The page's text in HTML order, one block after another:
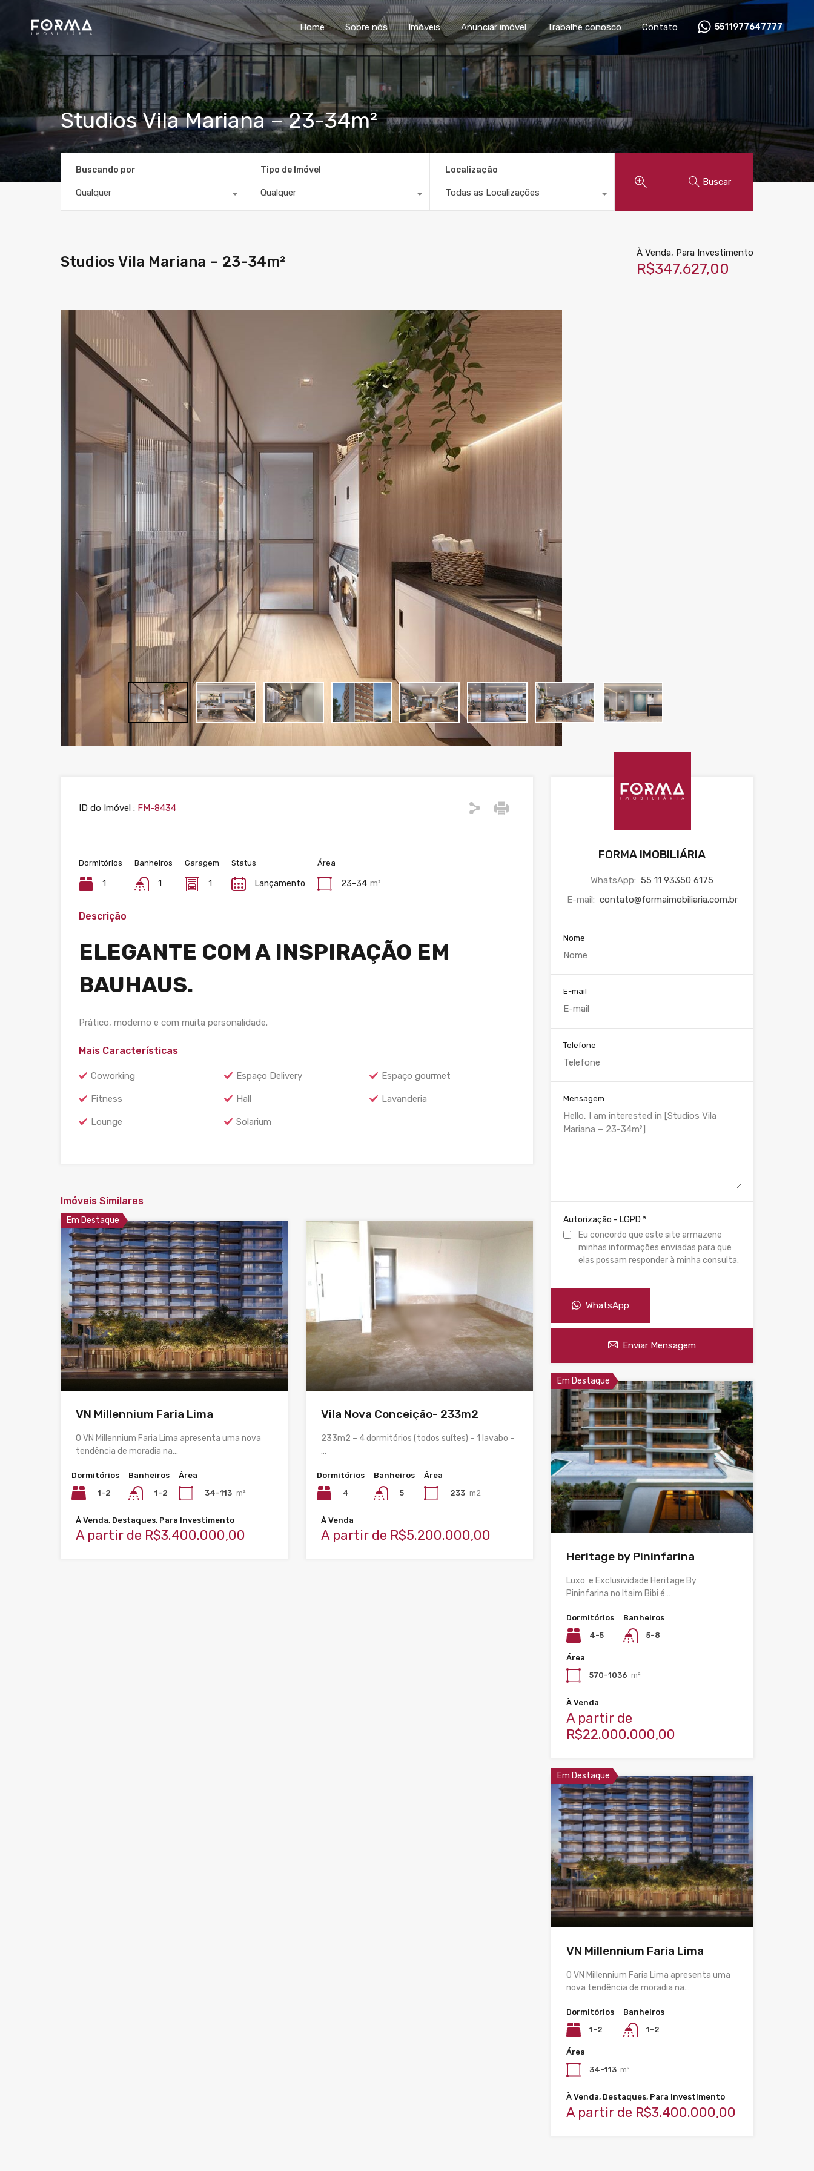
Home Sobre nós Imóveis Anunciar imóvel Trabalhe conosco Contato
Home Sobre nós Imóveis Anunciar imóvel Trabalhe conosco Contato 5511977647777
Studios Vila Mariana – 23-34m²
Buscando por
Qualquer
Tipo de Imóvel
Qualquer
Localização
Todas as Localizações
Buscar
Studios Vila Mariana – 23-34m²
À Venda, Para Investimento
R$347.627,00
ID do Imóvel : FM-8434
Dormitórios
1
Banheiros
1
Garagem
1
Status
Lançamento
Área
23-34 m²
Descrição
ELEGANTE COM A INSPIRAÇÃO EM
BAUHAUS.
Prático, moderno e com muita personalidade.
Mais Características
Coworking Espaço Delivery Espaço gourmet
Fitness Hall Lavanderia
Lounge Solarium
Imóveis Similares
Em Destaque
VN Millennium Faria Lima
O VN Millennium Faria Lima apresenta uma nova
tendência de moradia na…
Dormitórios
1-2
Banheiros
1-2
Área
34-113 m²
À Venda, Destaques, Para Investimento
A partir de R$3.400.000,00
Vila Nova Conceição- 233m2
233m2 – 4 dormitórios (todos suítes) – 1 lavabo –
…
Dormitórios
4
Banheiros
5
Área
233 m2
À Venda
A partir de R$5.200.000,00
FORMA IMOBILIÁRIA
WhatsApp: 55 11 93350 6175
E-mail: contato@formaimobiliaria.com.br
Nome
E-mail
Telefone
Mensagem
Autorização - LGPD *
Eu concordo que este site armazene
minhas informações enviadas para que
elas possam responder à minha consulta.
WhatsApp
Enviar Mensagem
Em Destaque
Heritage by Pininfarina
Luxo e Exclusividade Heritage By
Pininfarina no Itaim Bibi é…
Dormitórios
4-5
Banheiros
5-8
Área
570-1036 m²
À Venda
A partir de
R$22.000.000,00
Em Destaque
VN Millennium Faria Lima
O VN Millennium Faria Lima apresenta uma
nova tendência de moradia na…
Dormitórios
1-2
Banheiros
1-2
Área
34-113 m²
À Venda, Destaques, Para Investimento
A partir de R$3.400.000,00